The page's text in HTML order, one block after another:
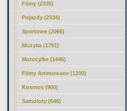
Filmy (2335)
Pojazdy (2334)
Sportowe (2066)
Muzyka (1791)
Motocylke (1446)
Filmy Animowane (1200)
Kosmos (900)
Samoloty (646)